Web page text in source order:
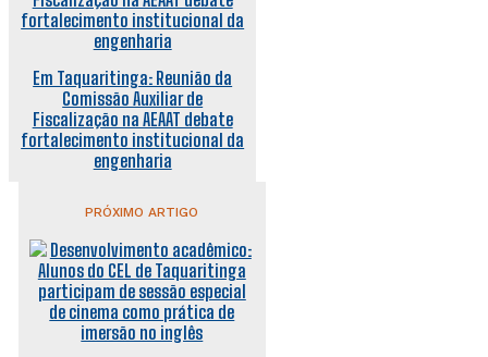
Em Taquaritinga: Reunião da
Comissão Auxiliar de
Fiscalização na AEAAT debate
fortalecimento institucional da
engenharia
PRÓXIMO ARTIGO